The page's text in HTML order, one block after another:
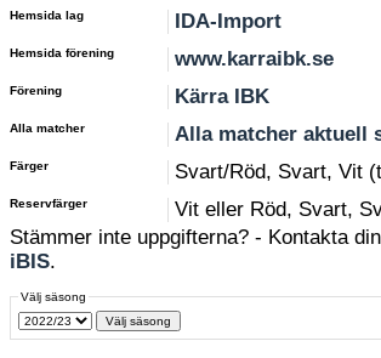
Hemsida lag IDA-Import
Hemsida förening www.karraibk.se
Förening Kärra IBK
Alla matcher Alla matcher aktuell
Färger Svart/Röd, Svart, Vit
Reservfärger
Vit eller Röd, Svart,
Stämmer inte uppgifterna? - Kontakta
iBIS.
Välj säsong